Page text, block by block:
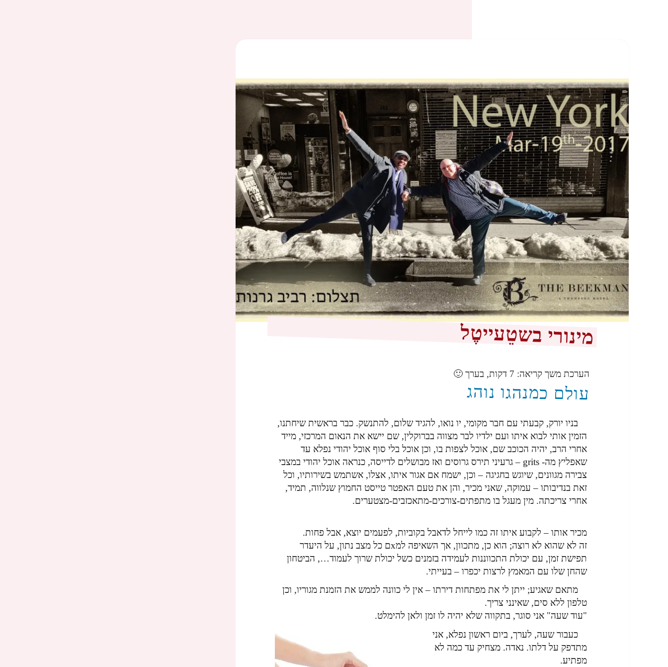
מינורי בשטֵעייטֶל
הערכת משך קריאה: 7 דקות, בערך 🙂
עולם כמנהגו נוהג
בניו יורק, קבעתי עם חבר מקומי, יו נואו, להגיד שלום, להתנשק. כבר בראשית שיחתנו,
הזמין אותי לבוא איתו ועם ילדיו לבר מצווה בברוקלין, שם יישא את הנאום המרכזי, מייד
אחרי הרב, יהיה הכוכב שם, אוכל לצפות בו, וכן אוכל בלי סוף אוכל יהודי נפלא עד
שאפליץ מה- grits – גרעיני תירס גרוסים ואז מבושלים לדייסה, כנראה אוכל יהודי במצבי
צבירה מגוונים, שיוגש בחגיגה – וכן, ישמח אם אגור איתו, אצלו, אשתמש בשירותיו, וכל
זאת בנדיבותו – עמוקה, שאני מכיר, והן את טעם האפטר טייסט החמוץ שנלווה, תמיד,
אחרי צריכתה. מין מעגל בו מתפתים-צורכים-מתאכזבים-מצטערים.
מכיר אותו – לקבוע איתו זה כמו לייחל לדאבל בקוביות, לפעמים יוצא, אבל פחות.
זה לא שהוא לא רוצה; הוא כן, מתכוון, אך השאיפה למxם כל מצב נתון, על היעדר
תפישת זמן, עם יכולת התכווננות לעמידה בזמנים כשל יכולת שרוך לעמוד…, הביטחון
שהחן שלו עם המאמץ לרצות יכפרו – בעייתי.
מתאם שאגיע; ייתן לי את מפתחות דירתו – אין לי כוונה לממש את הזמנת מגוריו, וכן
טלפון ללא סים, שאינני צריך.
"עוד שעה" אני סוגר, בתקווה שלא יהיה לו זמן ולאן להימלט.
כעבור שעה, לערך, ביום ראשון נפלא, אני
מתדפק על דלתו. נאדה. מצחיק עד כמה לא
מפתיע.